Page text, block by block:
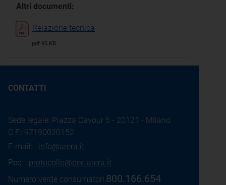
Altri documenti:
Relazione tecnica
pdf 95 KB
CONTATTI
Sede legale: Piazza Cavour 5 - 20121 - Milano
C.F.: 97190020152
E-mail: info@arera.it
Pec: protocollo@pec.arera.it
Numero verde consumatori:800.166.654